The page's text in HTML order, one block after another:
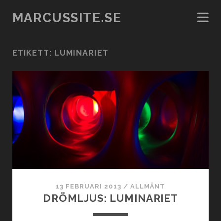
MARCUSSITE.SE
ETIKETT: LUMINARIET
13 FEBRUARI 2013 / ALLMÄNT
DRÖMLJUS: LUMINARIET